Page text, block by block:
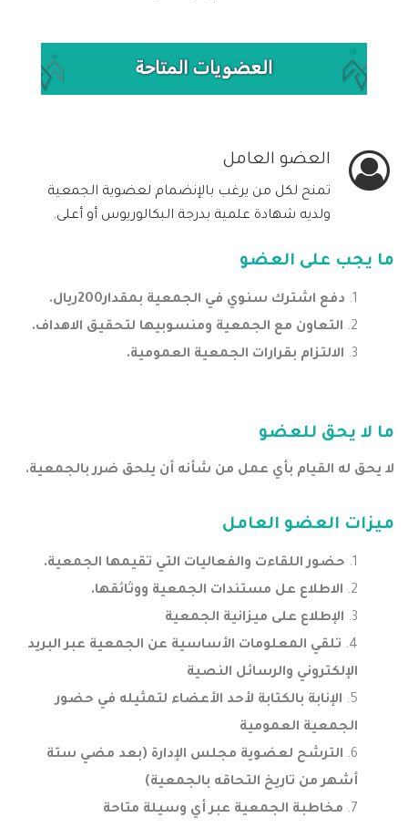
العضو العامل
تمنح لكل من يرغب بالإنضمام لعضوية الجمعية
ولديه شهادة علمية بدرجة البكالوريوس أو أعلى.
ما يجب على العضو
دفع اشترك سنوي في الجمعية بمقدار200ريال.
التعاون مع الجمعية ومنسوبيها لتحقيق الاهداف.
الالتزام بقرارات الجمعية العمومية.
ما لا يحق للعضو
لا يحق له القيام بأي عمل من شأنه أن يلحق ضرر بالجمعية.
ميزات العضو العامل
حضور اللقاءت والفعاليات التي تقيمها الجمعية.
الاطلاع عل مستندات الجمعية ووثائقها.
الإطلاع على ميزانية الجمعية
تلقي المعلومات الأساسية عن الجمعية عبر البريد
الإلكتروني والرسائل النصية
الإنابة بالكتابة لأحد الأعضاء لتمثيله في حضور
الجمعية العمومية
الترشح لعضوية مجلس الإدارة (بعد مضي ستة
أشهر من تاريخ التحاقه بالجمعية)
مخاطبة الجمعية عبر أي وسيلة متاحة